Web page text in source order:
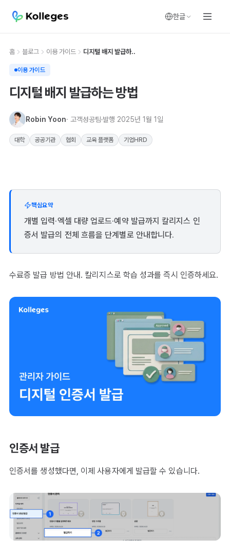
한글
홈 블로그 이용 가이드 디지털 배지 발급하..
이용 가이드
디지털 배지 발급하는 방법
Robin Yoon· 고객성공팀 발행 2025년 1월 1일
대학 공공기관 협회 교육 플랫폼 기업HRD
핵심요약
개별 입력·엑셀 대량 업로드·예약 발급까지 칼리지스 인
증서 발급의 전체 흐름을 단계별로 안내합니다.
수료증 발급 방법 안내. 칼리지스로 학습 성과를 즉시 인증하세요.
인증서 발급
인증서를 생성했다면, 이제 사용자에게 발급할 수 있습니다.